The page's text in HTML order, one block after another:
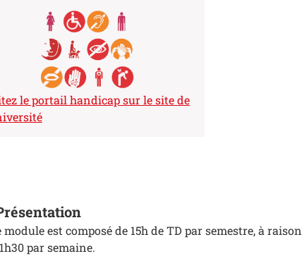
le portail handicap sur le site de
module est composé de 15h de TD par semestre, à raison
par semaine.